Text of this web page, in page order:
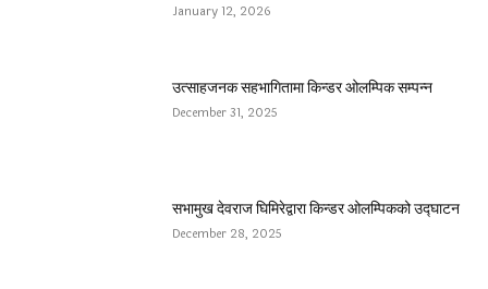
January 12, 2026
उत्साहजनक सहभागितामा किन्डर ओलम्पिक सम्पन्न
December 31, 2025
सभामुख देवराज घिमिरेद्वारा किन्डर ओलम्पिकको उद्घाटन
December 28, 2025